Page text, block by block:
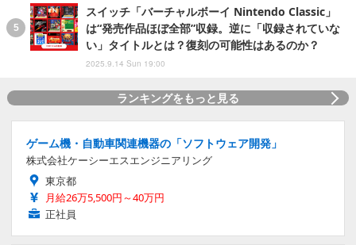
スイッチ「バーチャルボーイ Nintendo Classic」
は“発売作品ほぼ全部”収録。逆に「収録されていな
い」タイトルとは？復刻の可能性はあるのか？
2025.9.14 Sun 19:00
ランキングをもっと見る
ゲーム機・自動車関連機器の「ソフトウェア開発」
株式会社ケーシーエスエンジニアリング
東京都
月給26万5,500円～40万円
正社員